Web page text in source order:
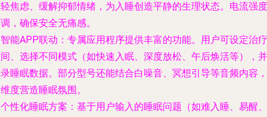
焦虑、缓解抑郁情绪，为入睡创造平静的生理状态。电流强度
，确保安全无痛感。
智能APP联动 ：专属应用程序提供丰富的功能。用户可设定治疗
、选择不同模式（如快速入眠、深度放松、午后焕活等），并
睡眠数据。部分型号还能结合白噪音、冥想引导等音频内容，
度营造睡眠氛围。
个性化睡眠方案 ：基于用户输入的睡眠问题（如难入睡、易醒、